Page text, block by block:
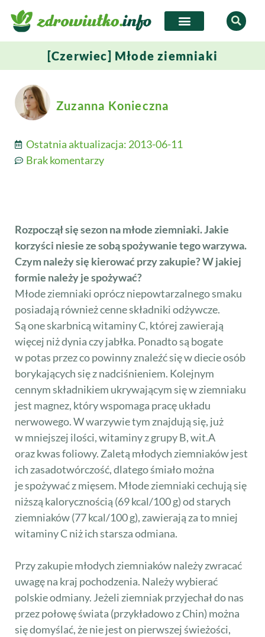
[Czerwiec] Młode ziemniaki
Zuzanna Konieczna
Ostatnia aktualizacja: 2013-06-11
Brak komentarzy
Rozpoczął się sezon na młode ziemniaki. Jakie
korzyści niesie ze sobą spożywanie tego warzywa.
Czym należy się kierować przy zakupie? W jakiej
formie należy je spożywać?
Młode ziemniaki oprócz niepowtarzalnego smaku
posiadają również cenne składniki odżywcze.
Są one skarbnicą witaminy C, której zawierają
więcej niż dynia czy jabłka. Ponadto są bogate
w potas przez co powinny znaleźć się w diecie osób
borykających się z nadciśnieniem. Kolejnym
cennym składnikiem ukrywającym się w ziemniaku
jest magnez, który wspomaga pracę układu
nerwowego. W warzywie tym znajdują się, już
w mniejszej ilości, witaminy z grupy B, wit.A
oraz kwas foliowy. Zaletą młodych ziemniaków jest
ich zasadotwórczość, dlatego śmiało można
je spożywać z mięsem. Młode ziemniaki cechują się
niższą kalorycznością (69 kcal/100 g) od starych
ziemniaków (77 kcal/100 g), zawierają za to mniej
witaminy C niż ich starsza odmiana.
Przy zakupie młodych ziemniaków należy zwracać
uwagę na kraj pochodzenia. Należy wybierać
polskie odmiany. Jeżeli ziemniak przyjechał do nas
przez połowę świata (przykładowo z Chin) można
się domyślać, że nie jest on pierwszej świeżości,